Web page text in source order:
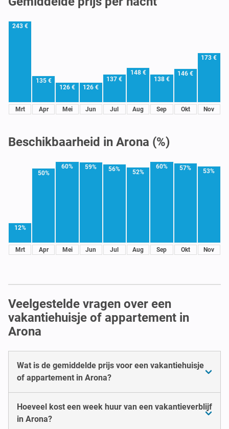
243 €
Mrt
135 €
Apr
126 €
Mei
126 €
Jun
137 €
Jul
148 €
Aug
138 €
Sep
146 €
Okt
173 €
Nov
Beschikbaarheid in Arona (%)
12%
Mrt
50%
Apr
60%
Mei
59%
Jun
56%
Jul
52%
Aug
60%
Sep
57%
Okt
53%
Nov
Veelgestelde vragen over een
vakantiehuisje of appartement in
Arona
Wat is de gemiddelde prijs voor een vakantiehuisje
of appartement in Arona?
Hoeveel kost een week huur van een vakantieverblijf
in Arona?